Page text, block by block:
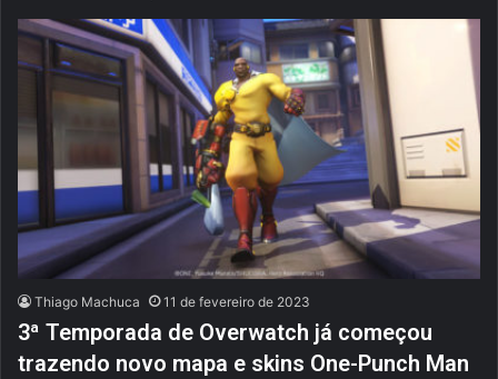
Thiago Machuca 11 de fevereiro de 2023
3ª Temporada de Overwatch já começou
trazendo novo mapa e skins One-Punch Man